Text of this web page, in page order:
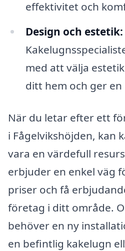
effektivitet och
Design och estetik:
med att välja
ditt hem och ger
När du letar efter ett
i Fågelvikshöjden, kan
vara en värdefull
erbjuder en enkel väg
priser och få
företag i ditt område.
behöver en ny
en befintlig kakelugn